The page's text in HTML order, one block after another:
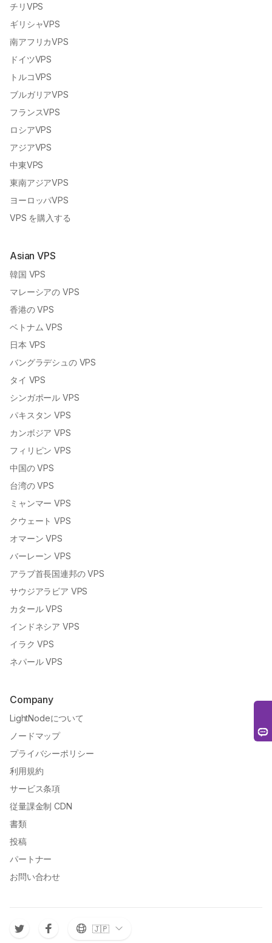
チリVPS
ギリシャVPS
南アフリカVPS
ドイツVPS
トルコVPS
ブルガリアVPS
フランスVPS
ロシアVPS
アジアVPS
中東VPS
東南アジアVPS
ヨーロッパVPS
VPS を購入する
Asian VPS
韓国 VPS
マレーシアの VPS
香港の VPS
ベトナム VPS
日本 VPS
バングラデシュの VPS
タイ VPS
シンガポール VPS
パキスタン VPS
カンボジア VPS
フィリピン VPS
中国の VPS
台湾の VPS
ミャンマー VPS
クウェート VPS
オマーン VPS
バーレーン VPS
アラブ首長国連邦の VPS
サウジアラビア VPS
カタール VPS
インドネシア VPS
イラク VPS
ネパール VPS
Company
LightNodeについて
ノードマップ
プライバシーポリシー
利用規約
サービス条項
従量課金制 CDN
書類
投稿
パートナー
お問い合わせ
🇯🇵